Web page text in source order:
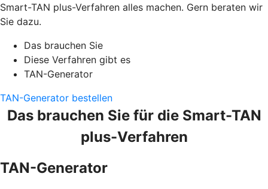
Smart-TAN plus-Verfahren alles machen. Gern beraten wir
Sie dazu.
Das brauchen Sie
Diese Verfahren gibt es
TAN-Generator
TAN-Generator bestellen
Das brauchen Sie für die Smart-TAN
plus-Verfahren
TAN-Generator